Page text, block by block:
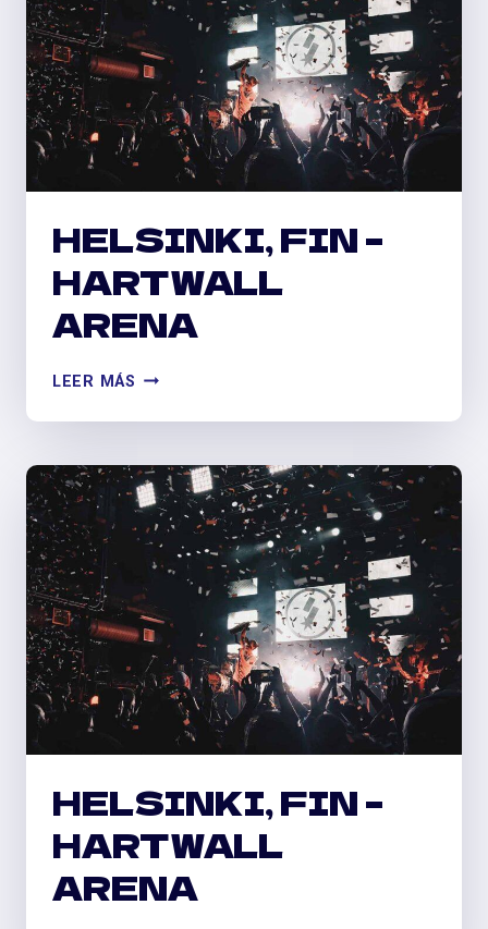
HELSINKI, FIN –
HARTWALL
ARENA
LEER MÁS HELSINKI,
–
ARENA
HELSINKI, FIN –
HARTWALL
ARENA